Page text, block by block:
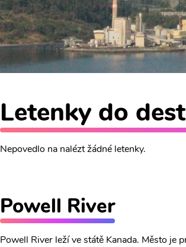
Letenky do
Nepovedlo na nalézt žádné letenky.
Powell River
Powell River leží ve státě Kanada. Město je